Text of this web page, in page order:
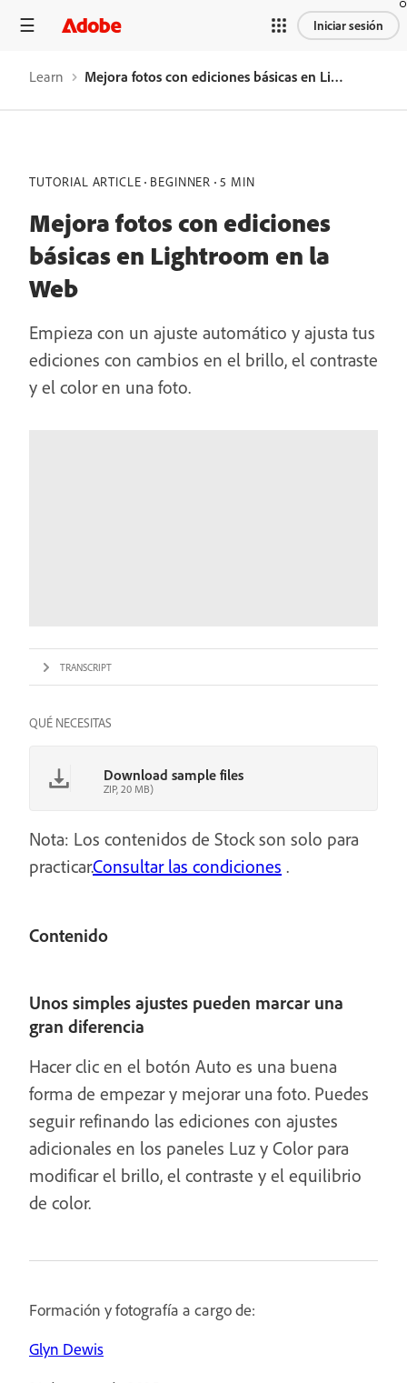
Iniciar sesión
Learn Mejora fotos con ediciones básicas en Lightroom en la Web
TUTORIAL ARTICLE BEGINNER 5 MIN
Mejora fotos con ediciones
básicas en Lightroom en la
Web
Empieza con un ajuste automático y ajusta tus
ediciones con cambios en el brillo, el contraste
y el color en una foto.
TRANSCRIPT
QUÉ NECESITAS
Download sample files
ZIP, 20 MB)
Nota: Los contenidos de Stock son solo para
practicar.Consultar las condiciones .
Contenido
Unos simples ajustes pueden marcar una
gran diferencia
Hacer clic en el botón Auto es una buena
forma de empezar y mejorar una foto. Puedes
seguir refinando las ediciones con ajustes
adicionales en los paneles Luz y Color para
modificar el brillo, el contraste y el equilibrio
de color.
Formación y fotografía a cargo de:
Glyn Dewis